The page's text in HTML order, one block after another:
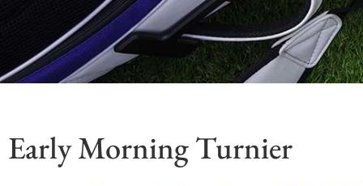
Early Morning Turnier